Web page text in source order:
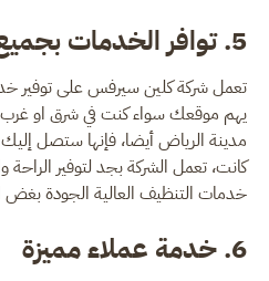
5. توافر الخدمات بجميع أنحاء الرياض
تعمل شركة كلين سيرفس على توفير
يهم موقعك سواء كنت في شرق او
مدينة الرياض أيضا، فإنها ستصل
كانت، تعمل الشركة بجد لتوفير الراحة
خدمات التنظيف العالية الجودة
6. خدمة عملاء مميزة